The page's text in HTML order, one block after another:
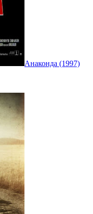
Анаконда (1997)